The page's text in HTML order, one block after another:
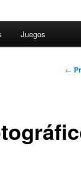
Juegos
←